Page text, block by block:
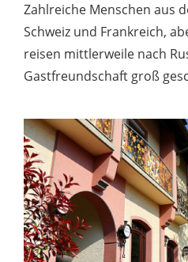
Zahlreiche Menschen aus
Schweiz und Frankreich,
reisen mittlerweile nach
Gastfreundschaft groß